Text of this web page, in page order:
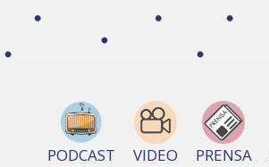
PODCAST VIDEO PRENSA